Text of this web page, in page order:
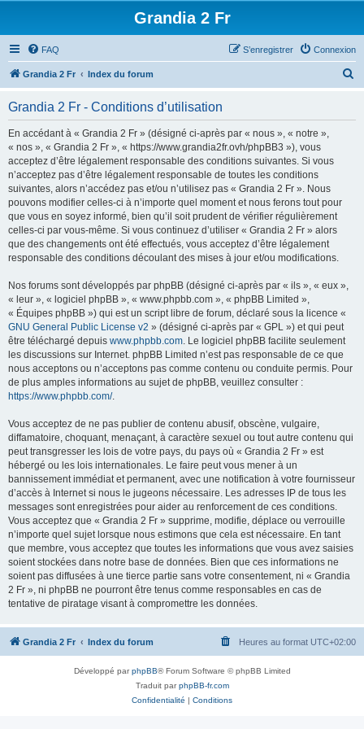
Grandia 2 Fr
FAQ Connexion
S’enregistrer
Grandia 2 Fr Index du forum
Grandia 2 Fr - Conditions d’utilisation
En accédant à « Grandia 2 Fr » (désigné ci-après par « nous », « notre »,
« nos », « Grandia 2 Fr », « https://www.grandia2fr.ovh/phpBB3 »), vous
acceptez d’être légalement responsable des conditions suivantes. Si vous
n’acceptez pas d’être légalement responsable de toutes les conditions
suivantes, alors n’accédez pas et/ou n’utilisez pas « Grandia 2 Fr ». Nous
pouvons modifier celles-ci à n’importe quel moment et nous ferons tout pour
que vous en soyez informé, bien qu’il soit prudent de vérifier régulièrement
celles-ci par vous-même. Si vous continuez d’utiliser « Grandia 2 Fr » alors
que des changements ont été effectués, vous acceptez d’être légalement
responsable des conditions découlant des mises à jour et/ou modifications.
Nos forums sont développés par phpBB (désigné ci-après par « ils », « eux »,
« leur », « logiciel phpBB », « www.phpbb.com », « phpBB Limited »,
« Équipes phpBB ») qui est un script libre de forum, déclaré sous la licence «
GNU General Public License v2 » (désigné ci-après par « GPL ») et qui peut
être téléchargé depuis www.phpbb.com. Le logiciel phpBB facilite seulement
les discussions sur Internet. phpBB Limited n’est pas responsable de ce que
nous acceptons ou n’acceptons pas comme contenu ou conduite permis. Pour
de plus amples informations au sujet de phpBB, veuillez consulter :
https://www.phpbb.com/.
Vous acceptez de ne pas publier de contenu abusif, obscène, vulgaire,
diffamatoire, choquant, menaçant, à caractère sexuel ou tout autre contenu qui
peut transgresser les lois de votre pays, du pays où « Grandia 2 Fr » est
hébergé ou les lois internationales. Le faire peut vous mener à un
bannissement immédiat et permanent, avec une notification à votre fournisseur
d’accès à Internet si nous le jugeons nécessaire. Les adresses IP de tous les
messages sont enregistrées pour aider au renforcement de ces conditions.
Vous acceptez que « Grandia 2 Fr » supprime, modifie, déplace ou verrouille
n’importe quel sujet lorsque nous estimons que cela est nécessaire. En tant
que membre, vous acceptez que toutes les informations que vous avez saisies
soient stockées dans notre base de données. Bien que ces informations ne
soient pas diffusées à une tierce partie sans votre consentement, ni « Grandia
2 Fr », ni phpBB ne pourront être tenus comme responsables en cas de
tentative de piratage visant à compromettre les données.
Grandia 2 Fr Index du forum Heures au format UTC+02:00
Développé parphpBB® Forum Software © phpBB Limited
Traduit parphpBB-fr.com
Confidentialité | Conditions